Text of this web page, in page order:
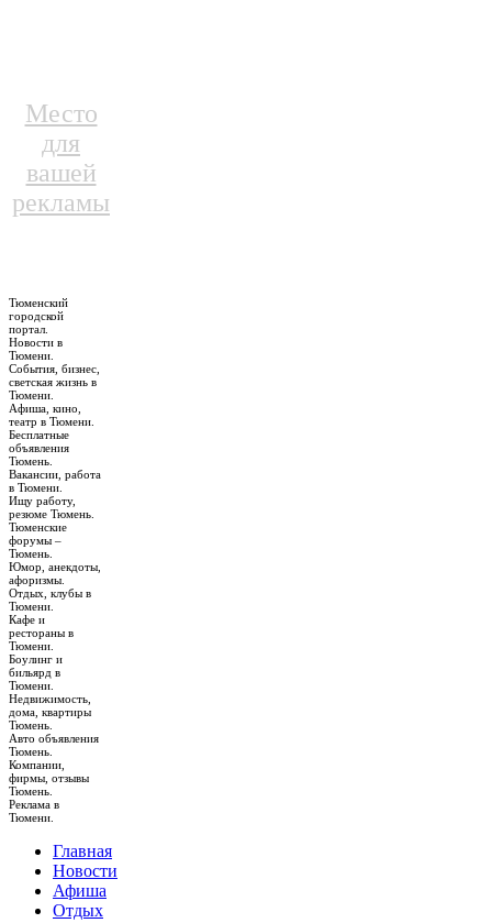
Место
для
вашей
рекламы
Тюменский
городской
портал.
Новости в
Тюмени.
События, бизнес,
светская жизнь в
Тюмени.
Афиша, кино,
театр в Тюмени.
Бесплатные
объявления
Тюмень.
Вакансии, работа
в Тюмени.
Ищу работу,
резюме Тюмень.
Тюменские
форумы –
Тюмень.
Юмор, анекдоты,
афоризмы.
Отдых, клубы в
Тюмени.
Кафе и
рестораны в
Тюмени.
Боулинг и
бильярд в
Тюмени.
Недвижимость,
дома, квартиры
Тюмень.
Авто объявления
Тюмень.
Компании,
фирмы, отзывы
Тюмень.
Реклама в
Тюмени.
Главная
Новости
Афиша
Отдых